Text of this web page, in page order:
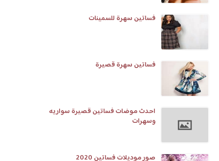
فساتين سهرة للسمينات
فساتين سهرة قصيرة
احدث موضات فساتين قصيرة سواريه
وسهرات
صور موديلات فساتين 2020